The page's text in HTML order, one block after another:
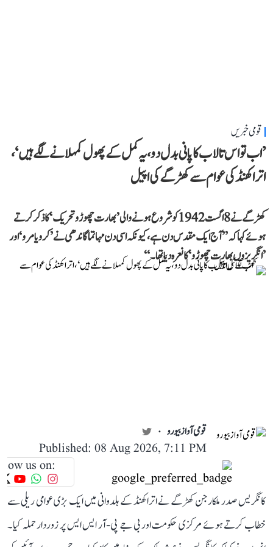
قومی خبریں
’اب تو اس تالاب کا پانی بدل دو، یہ کمل کے پھول کمہلانے لگے ہیں‘،
اتراکھنڈ کی عوام سے کھڑگے کی اپیل
کھڑگے نے 8 اگست 1942 کو شروع ہونے والی ’بھارت چھوڑو تحریک‘ کا ذکر کرتے
ہوئے کہا کہ ’’آج ایک مقدس دن ہے، کیونکہ اسی دن مہاتما گاندھی نے ’کرو یا مرو‘ اور
’انگریزوں بھارت چھوڑو‘ کا نعرہ دیا تھا۔‘‘
قومی آواز بیورو
Published: 08 Aug 2026, 7:11 PM
us on:
کانگریس صدر ملکارجن کھڑگے نے اتراکھنڈ کے ہلدوانی میں ایک بڑی عوامی ریلی سے
خطاب کرتے ہوئے مرکزی حکومت اور بی جے پی-آر ایس ایس پر زوردار حملہ کیا۔